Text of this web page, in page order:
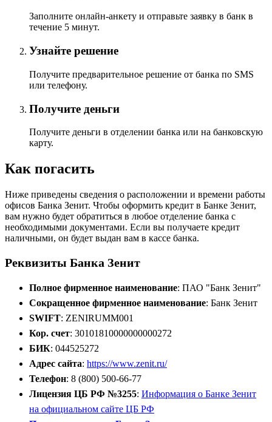
Заполните онлайн-анкету и отправьте заявку в банк в
течение 5 минут.
Узнайте решение
Получите предварительное решение от банка по SMS
или телефону.
Получите деньги
Получите деньги в отделении банка или на банковскую
карту.
Как погасить
Ниже приведены сведения о расположении и времени работы
офисов Банка Зенит. Чтобы оформить кредит в Банке Зенит,
вам нужно будет обратиться в любое отделение банка с
необходимыми документами. Если вы получаете кредит
наличными, он будет выдан вам в кассе банка.
Реквизиты Банка Зенит
Полное фирменное наименование: ПАО "Банк Зенит"
Сокращенное фирменное наименование: Банк Зенит
SWIFT: ZENIRUMM001
Кор. счет: 30101810000000000272
БИК: 044525272
Адрес сайта: https://www.zenit.ru/
Телефон: 8 (800) 500-66-77
Лицензия ЦБ РФ №3255: Информация о Банке Зенит
на официальном сайте ЦБ РФ